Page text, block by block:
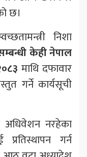
छ।
निशा
सम्बन्धी केही नेपाल
माथि दफावार
गर्ने कार्यसूची
नरहेका
गर्न